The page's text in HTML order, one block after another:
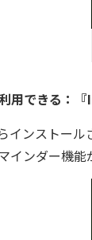
できる：『
インストー
ンダー機能